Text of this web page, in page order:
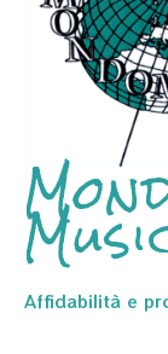
Affidabilità e